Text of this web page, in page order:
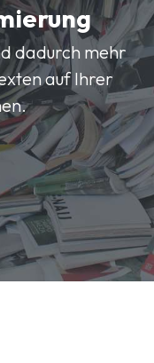
dadurch mehr
auf Ihrer